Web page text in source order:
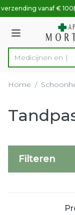
Ga naar de
1 van 1vanaf € 100
Menu
Product, merk,
Home /
Filteren